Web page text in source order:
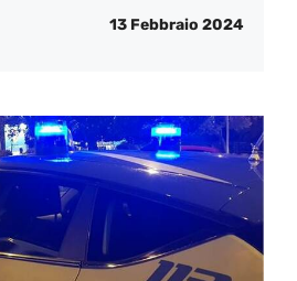
13 Febbraio 2024